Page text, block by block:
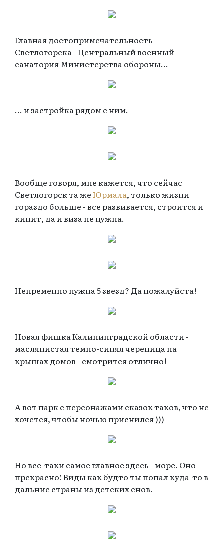
Главная достопримечательность
Светлогорска - Центральный военный
санатория Министерства обороны...
... и застройка рядом с ним.
Вообще говоря, мне кажется, что сейчас
Светлогорск та жеЮрмала, только жизни
гораздо больше - все развивается, строится и
кипит, да и виза не нужна.
Непременно нужна 5 звезд? Да пожалуйста!
Новая фишка Калининградской области -
маслянистая темно-синяя черепица на
крышах домов - смотрится отлично!
А вот парк с персонажами сказок таков, что не
хочется, чтобы ночью приснился )))
Но все-таки самое главное здесь - море. Оно
прекрасно! Виды как будто ты попал куда-то в
дальние страны из детских снов.